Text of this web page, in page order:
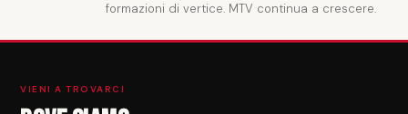
formazioni di vertice. MTV continua a crescere.
VIENI A TROVARCI